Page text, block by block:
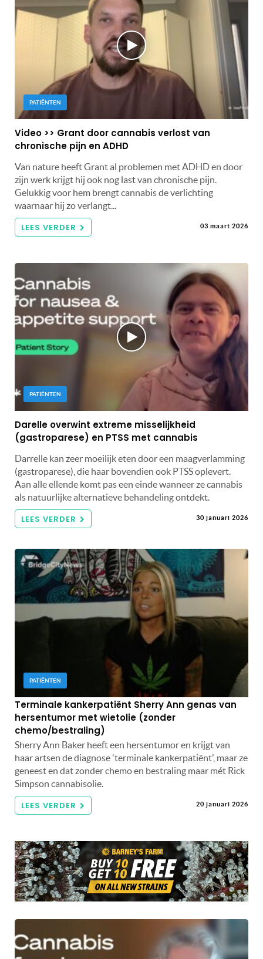
PATIËNTEN
Video >> Grant door cannabis verlost van
chronische pijn en ADHD
Van nature heeft Grant al problemen met ADHD en door
zijn werk krijgt hij ook nog last van chronische pijn.
Gelukkig voor hem brengt cannabis de verlichting
waarnaar hij zo verlangt...
LEES VERDER 03 maart 2026
PATIËNTEN
Darelle overwint extreme misselijkheid
(gastroparese) en PTSS met cannabis
Darrelle kan zeer moeilijk eten door een maagverlamming
(gastroparese), die haar bovendien ook PTSS oplevert.
Aan alle ellende komt pas een einde wanneer ze cannabis
als natuurlijke alternatieve behandeling ontdekt.
LEES VERDER 30 januari 2026
PATIËNTEN
Terminale kankerpatiënt Sherry Ann genas van
hersentumor met wietolie (zonder
chemo/bestraling)
Sherry Ann Baker heeft een hersentumor en krijgt van
haar artsen de diagnose 'terminale kankerpatiënt', maar ze
geneest en dat zonder chemo en bestraling maar mét Rick
Simpson cannabisolie.
LEES VERDER 20 januari 2026